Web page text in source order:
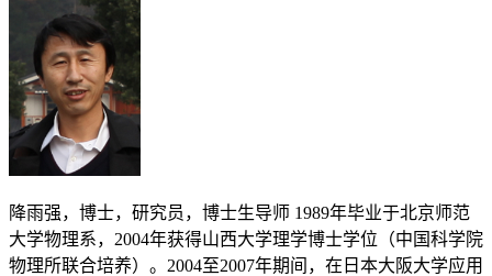
降雨强，博士，研究员，博士生导师 1989年毕业于北京师范
大学物理系，2004年获得山西大学理学博士学位（中国科学院
物理所联合培养）。2004至2007年期间，在日本大阪大学应用